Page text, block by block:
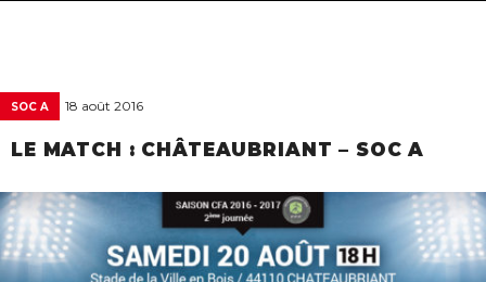
SOC A 18 août 2016
LE MATCH : CHÂTEAUBRIANT – SOC A